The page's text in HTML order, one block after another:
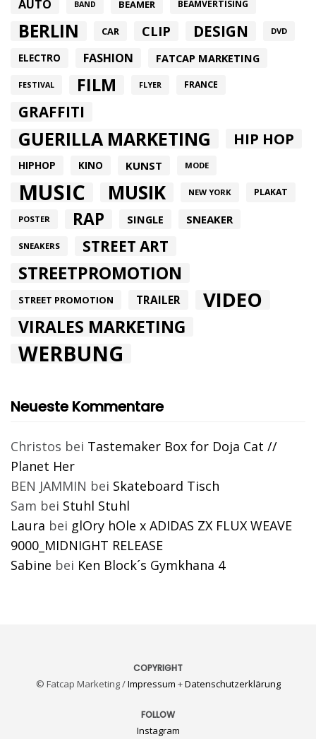
AUTO BAND BEAMER BEAMVERTISING
BERLIN CAR CLIP DESIGN DVD
ELECTRO FASHION FATCAP MARKETING
FESTIVAL FILM FLYER FRANCE
GRAFFITI
GUERILLA MARKETING HIP HOP
HIPHOP KINO KUNST MODE
MUSIC MUSIK NEW YORK PLAKAT
POSTER RAP SINGLE SNEAKER
SNEAKERS STREET ART
STREETPROMOTION
STREET PROMOTION TRAILER VIDEO
VIRALES MARKETING
WERBUNG
Neueste Kommentare
Christos bei Tastemaker Box for Doja Cat //
Planet Her
BEN JAMMIN bei Skateboard Tisch
Sam bei Stuhl Stuhl
Laura bei glOry hOle x ADIDAS ZX FLUX WEAVE
9000_MIDNIGHT RELEASE
Sabine bei Ken Block´s Gymkhana 4
COPYRIGHT
© Fatcap Marketing /Impressum +Datenschutzerklärung
FOLLOW
Instagram